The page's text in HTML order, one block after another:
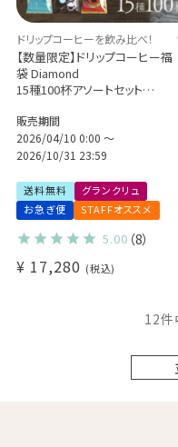
ドリップコーヒーを飲み比べ！
【数量限定】ドリップコーヒー福
袋 Diamond
15種100杯アソートセット
袋付き！
販売期間
2026/04/10 0:00 〜
2026/10/31 23:59
送料無料
グランクリュ
お急ぎ便
STAFFオススメ
5.00 （8）
¥ 17,280 税込
12件